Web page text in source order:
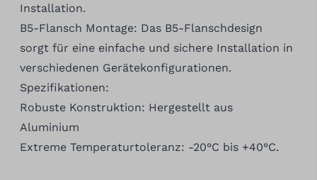
Installation.
B5-Flansch Montage: Das B5-Flanschdesign
sorgt für eine einfache und sichere Installation in
verschiedenen Gerätekonfigurationen.
Spezifikationen:
Robuste Konstruktion: Hergestellt aus
Aluminium
Extreme Temperaturtoleranz: -20°C bis +40°C.